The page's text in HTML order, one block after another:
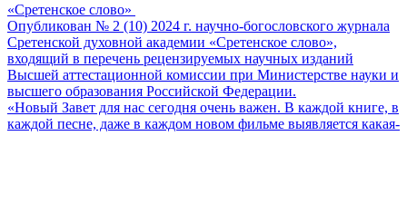
«Сретенское слово»
Опубликован № 2 (10) 2024 г. научно-богословского журнала
Сретенской духовной академии «Сретенское слово»,
входящий в перечень рецензируемых научных изданий
Высшей аттестационной комиссии при Министерстве науки и
высшего образования Российской Федерации.
«Новый Завет для нас сегодня очень важен. В каждой книге, в
каждой песне, даже в каждом новом фильме выявляется какая-